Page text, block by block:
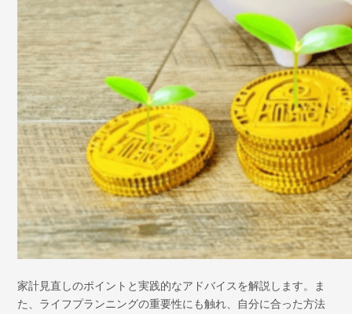
家計見直しのポイントと実践的なアドバイスを解説します。ま
た、ライフプランニングの重要性にも触れ、自分に合った方法